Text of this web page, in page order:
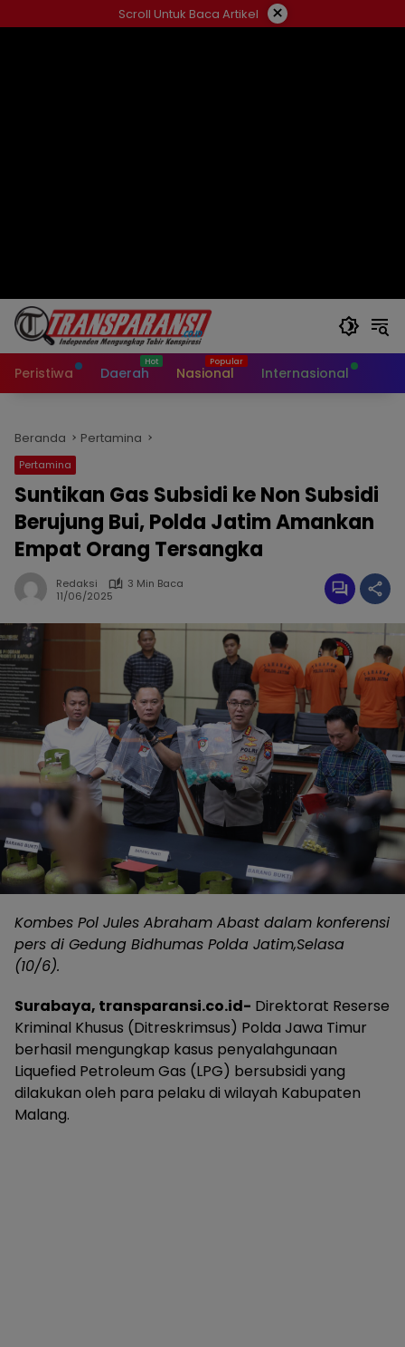
ke
Scroll Untuk Baca Artikel ×
Peristiwa Daerah Nasional Internasional
Beranda Pertamina
Pertamina
Suntikan Gas Subsidi ke Non Subsidi
Berujung Bui, Polda Jatim Amankan
Empat Orang Tersangka
Redaksi
3 Min Baca
11/06/2025
Kombes Pol Jules Abraham Abast dalam konferensi
pers di Gedung Bidhumas Polda Jatim,Selasa
(10/6).
Surabaya, transparansi.co.id- Direktorat Reserse
Kriminal Khusus (Ditreskrimsus) Polda Jawa Timur
berhasil mengungkap kasus penyalahgunaan
Liquefied Petroleum Gas (LPG) bersubsidi yang
dilakukan oleh para pelaku di wilayah Kabupaten
Malang.